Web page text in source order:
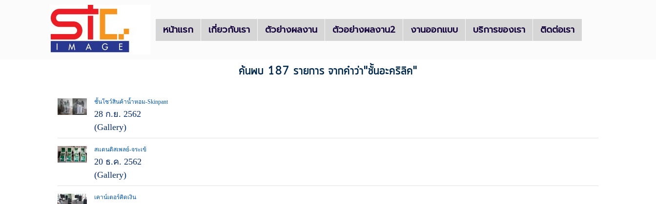
หน้าแรก เกี่ยวกับเรา ตัวย่างผลงาน ตัวอย่างผลงาน2 งานออกแบบ บริการของเรา ติดต่อเรา
ค้นพบ 187 รายการ จากคำว่า"ชั้นอะคริลิค"
ชั้นโชว์สินค้าน้ำหอม-Skinpant
28 ก.ย. 2562
(Gallery)
สแตนดิสเพลย์-จระเข้
20 ธ.ค. 2562
(Gallery)
เคาน์เตอร์คิดเงิน